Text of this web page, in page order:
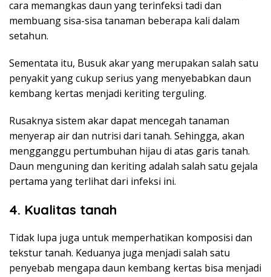
cara memangkas daun yang terinfeksi tadi dan
membuang sisa-sisa tanaman beberapa kali dalam
setahun.
Sementata itu, Busuk akar yang merupakan salah satu
penyakit yang cukup serius yang menyebabkan daun
kembang kertas menjadi keriting terguling.
Rusaknya sistem akar dapat mencegah tanaman
menyerap air dan nutrisi dari tanah. Sehingga, akan
mengganggu pertumbuhan hijau di atas garis tanah.
Daun menguning dan keriting adalah salah satu gejala
pertama yang terlihat dari infeksi ini.
4. Kualitas tanah
Tidak lupa juga untuk memperhatikan komposisi dan
tekstur tanah. Keduanya juga menjadi salah satu
penyebab mengapa daun kembang kertas bisa menjadi